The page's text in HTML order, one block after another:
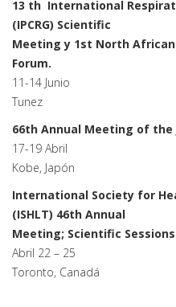
13 th International
(IPCRG) Scientific
Meeting y 1st North
Forum.
11-14 Junio
Tunez
66th Annual Meeting of the
17-19 Abril
Kobe, Japón
International Society for
(ISHLT) 46th Annual
Meeting; Scientific Sessions
Abril 22 – 25
Toronto, Canadá